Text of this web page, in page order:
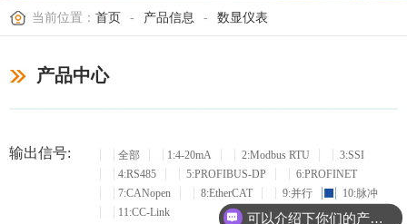
当前位置： 首页 - 产品信息 - 数显仪表
产品中心
输出信号: 全部 1:4-20mA 2:Modbus RTU
3:SSI
4:RS485
5:PROFIBUS-DP
6:PROFINET
7:CANopen
8:EtherCAT 9:并行
10:脉冲
11:CC-Link
可以介绍下你们的产品么？